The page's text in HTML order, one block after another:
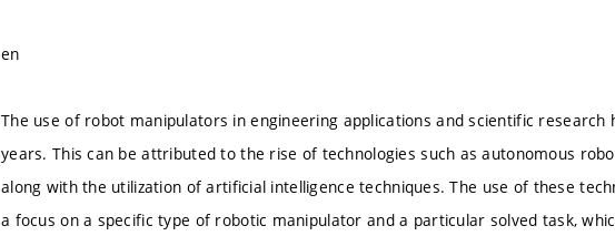
en
The use of robot manipulators in engineering applications and scientific
years. This can be attributed to the rise of technologies such as autonomous
along with the utilization of artificial intelligence techniques. The use of these
a focus on a specific type of robotic manipulator and a particular solved task,